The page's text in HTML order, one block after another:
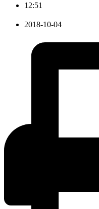
12:51
2018-10-04